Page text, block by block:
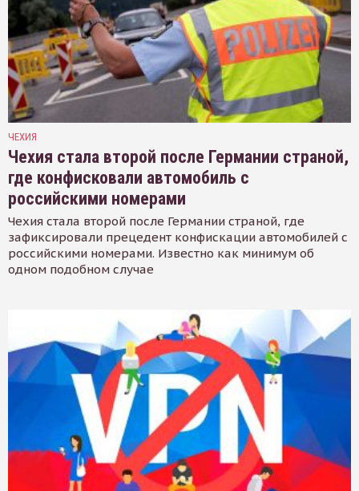
ЧЕХИЯ
Чехия стала второй после Германии страной,
где конфисковали автомобиль с
российскими номерами
Чехия стала второй после Германии страной, где
зафиксировали прецедент конфискации автомобилей с
российскими номерами. Известно как минимум об
одном подобном случае